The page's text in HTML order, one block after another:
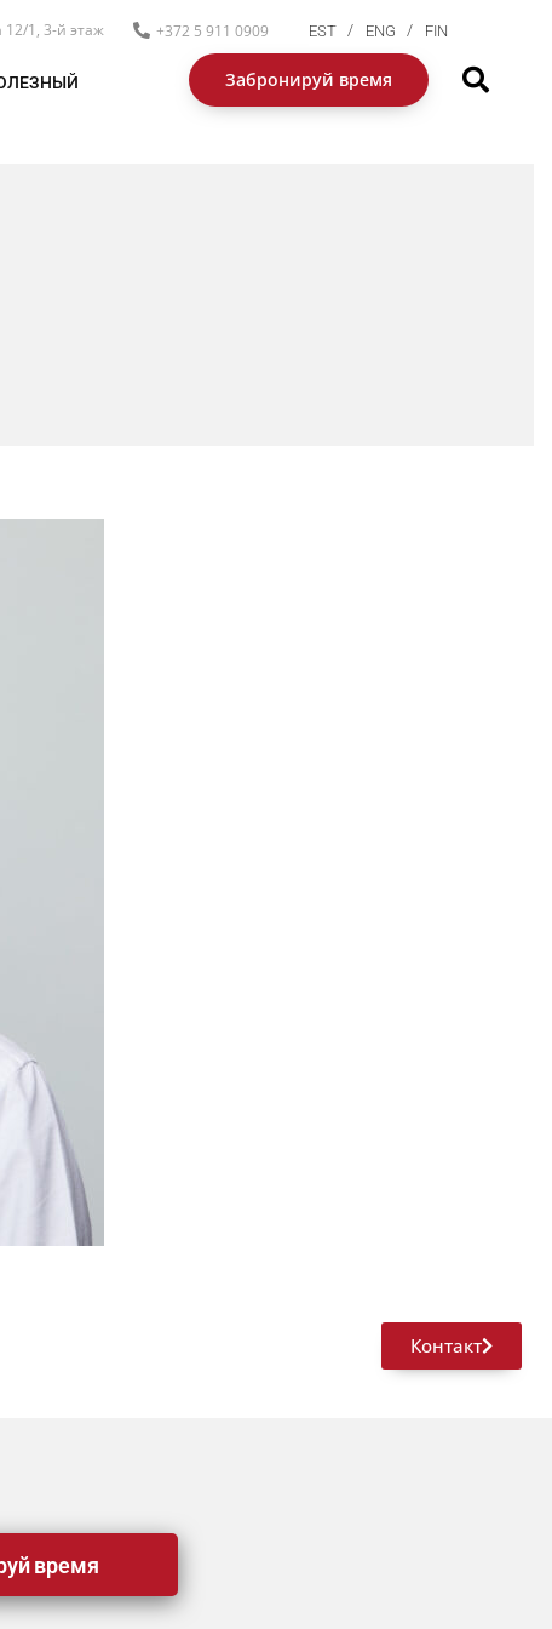
12/1, 3-й этаж +372 5 911 0909 EST ENG FIN
Забронируй время
Контакт
время